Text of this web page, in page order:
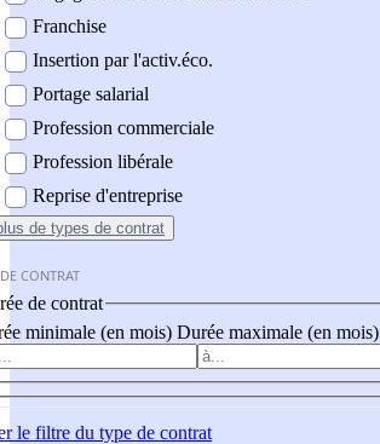
Franchise
Insertion par l'activ.éco.
Portage salarial
Profession commerciale
Profession libérale
Reprise d'entreprise
de types de contrat
CONTRAT
de contrat
minimale (en mois) Durée maximale (en mois)
le filtre du type de contrat